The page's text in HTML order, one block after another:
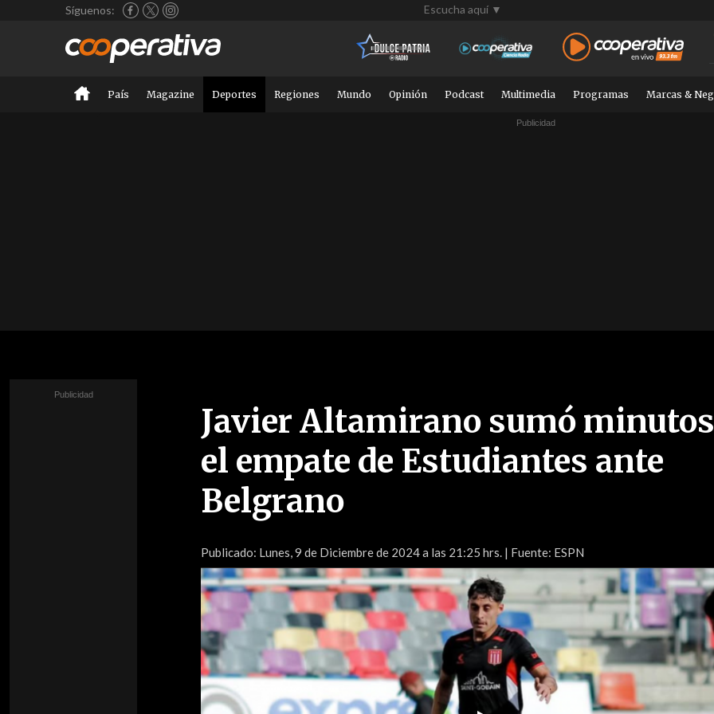
Síguenos: Escucha aquí ▼
País Magazine Deportes Regiones Mundo Opinión Podcast Multimedia Programas Marcas &
Javier Altamirano sumó
el empate de Estudiantes ante
Belgrano
Publicado: Lunes, 9 de Diciembre de 2024 a las 21:25 hrs. | Fuente: ESPN